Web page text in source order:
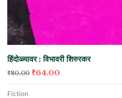
हिंदोळ्यावर : विभावरी शिरुरकर
₹80.00 ₹64.00
Fiction